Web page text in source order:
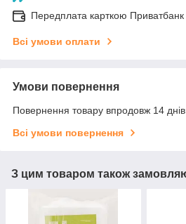
Передплата карткою Приватбанк
Всі умови оплати
Умови повернення
Повернення товару впродовж 14
Всі умови повернення
З цим товаром також